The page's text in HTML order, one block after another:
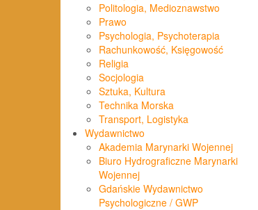
Politologia, Medioznawstwo
Prawo
Psychologia, Psychoterapia
Rachunkowość, Księgowość
Religia
Socjologia
Sztuka, Kultura
Technika Morska
Transport, Logistyka
Wydawnictwo
Akademia Marynarki Wojennej
Biuro Hydrograficzne Marynarki
Wojennej
Gdańskie Wydawnictwo
Psychologiczne / GWP